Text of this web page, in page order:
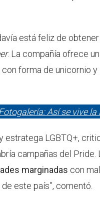
está feliz de
. La compañía ofrece
forma de unicornio
Fotogalería: Así se vive
estratega LGBTQ+,
campañas del
marginadas con
este país”, comentó.